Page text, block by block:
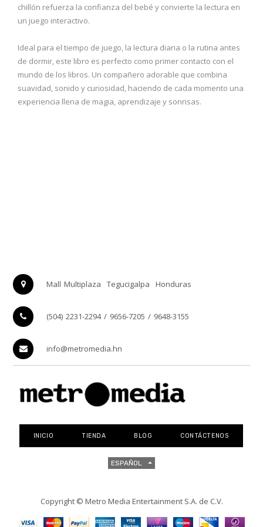
chillón refuerza la confianza del bebé y convierte la lectura en
un juego interactivo.
Ideal para el tiempo de juego, la lectura diaria o la rutina antes
de dormir, este libro es perfecto como primer contacto con el
mundo de los libros. Un compañero adorable que combina
suavidad, sonido y curiosidad, haciendo de cada momento una
experiencia llena de magia, aprendizaje y sonrisas.
Mall Multiplaza Tegucigalpa Honduras
(504) 2231-2294 / 9656-7205 / 9648-3155
info@metromedia.hn
INICIO TIENDA BLOG CONTÁCTENOS
ESPAÑOL
Copyright © Metro Media Entertainment S.A. de C.V.